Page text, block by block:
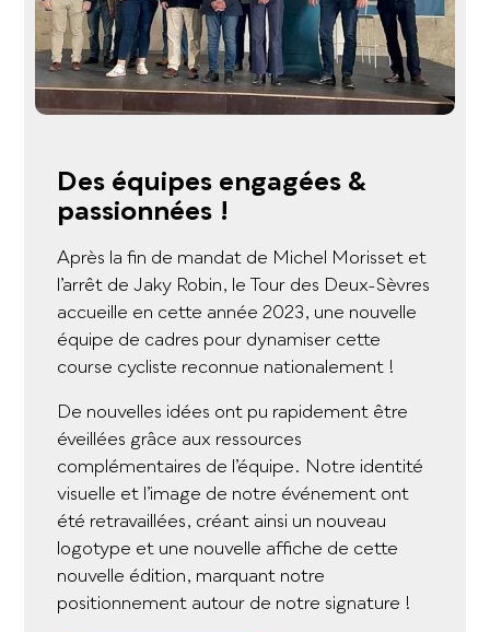
Des équipes engagées &
passionnées !
Après la fin de mandat de Michel Morisset et
l’arrêt de Jaky Robin, le Tour des Deux-Sèvres
accueille en cette année 2023, une nouvelle
équipe de cadres pour dynamiser cette
course cycliste reconnue nationalement !
De nouvelles idées ont pu rapidement être
éveillées grâce aux ressources
complémentaires de l’équipe. Notre identité
visuelle et l’image de notre événement ont
été retravaillées, créant ainsi un nouveau
logotype et une nouvelle affiche de cette
nouvelle édition, marquant notre
positionnement autour de notre signature !